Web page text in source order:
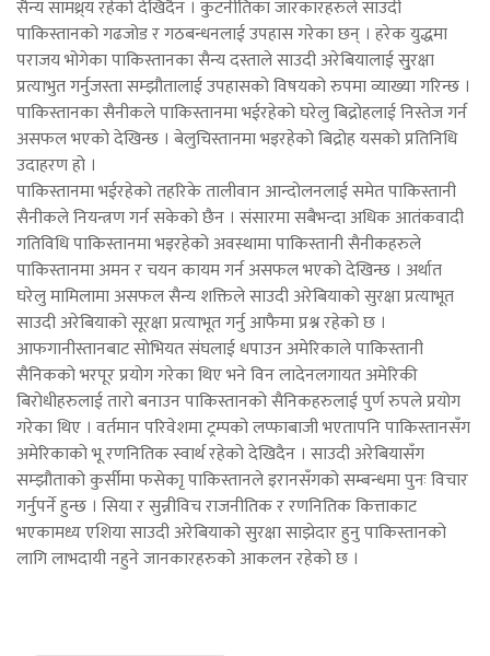
सैन्य सामथ्र्य रहेको देखिदैन । कुटनीतिका जारकारहरुले साउदी
पाकिस्तानको गढजोड र गठबन्धनलाई उपहास गरेका छन् । हरेक युद्धमा
पराजय भोगेका पाकिस्तानका सैन्य दस्ताले साउदी अरेबियालाई सु्रक्षा
प्रत्याभुत गर्नुजस्ता सम्झौतालाई उपहासको विषयको रुपमा व्याख्या गरिन्छ ।
पाकिस्तानका सैनीकले पाकिस्तानमा भईरहेको घरेलु बिद्रोहलाई निस्तेज गर्न
असफल भएको देखिन्छ । बेलुचिस्तानमा भइरहेको बिद्रोह यसको प्रतिनिधि
उदाहरण हो ।
पाकिस्तानमा भईरहेको तहरिके तालीवान आन्दोलनलाई समेत पाकिस्तानी
सैनीकले नियन्त्रण गर्न सकेको छैन । संसारमा सबैभन्दा अधिक आतंकवादी
गतिविधि पाकिस्तानमा भइरहेको अवस्थामा पाकिस्तानी सैनीकहरुले
पाकिस्तानमा अमन र चयन कायम गर्न असफल भएको देखिन्छ । अर्थात
घरेलु मामिलामा असफल सैन्य शक्तिले साउदी अरेबियाको सुरक्षा प्रत्याभूत
साउदी अरेबियाको सूरक्षा प्रत्याभूत गर्नु आफैमा प्रश्न रहेको छ ।
आफगानीस्तानबाट सोभियत संघलाई धपाउन अमेरिकाले पाकिस्तानी
सैनिकको भरपूर प्रयोग गरेका थिए भने विन लादेनलगायत अमेरिकी
बिरोधीहरुलाई तारो बनाउन पाकिस्तानको सैनिकहरुलाई पुर्ण रुपले प्रयोग
गरेका थिए । वर्तमान परिवेशमा ट्रम्पको लप्फाबाजी भएतापनि पाकिस्तानसँग
अमेरिकाको भू रणनितिक स्वार्थ रहेको देखिदैन । साउदी अरेबियासँग
सम्झौताको कुर्सीमा फसेकाृ पाकिस्तानले इरानसँगको सम्बन्धमा पुनः विचार
गर्नुपर्ने हुन्छ । सिया र सुन्नीविच राजनीतिक र रणनितिक कित्ताकाट
भएकामध्य एशिया साउदी अरेबियाको सुरक्षा साझेदार हुनु पाकिस्तानको
लागि लाभदायी नहुने जानकारहरुको आकलन रहेको छ ।